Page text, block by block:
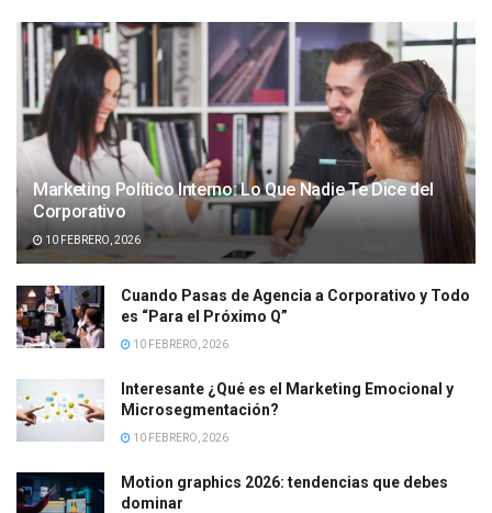
Marketing Político Interno: Lo Que Nadie Te Dice del
Corporativo
10 FEBRERO, 2026
Cuando Pasas de Agencia a Corporativo y Todo
es “Para el Próximo Q”
10 FEBRERO, 2026
Interesante ¿Qué es el Marketing Emocional y
Microsegmentación?
10 FEBRERO, 2026
Motion graphics 2026: tendencias que debes
dominar